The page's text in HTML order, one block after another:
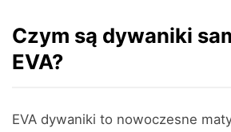
Czym są dywaniki
EVA?
EVA dywaniki to nowoczesne